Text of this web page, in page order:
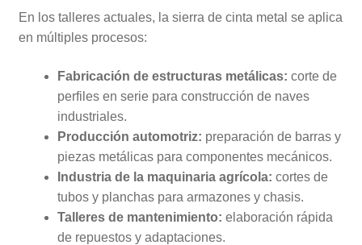
En los talleres actuales, la sierra de cinta metal se aplica
en múltiples procesos:
Fabricación de estructuras metálicas: corte de
perfiles en serie para construcción de naves
industriales.
Producción automotriz: preparación de barras y
piezas metálicas para componentes mecánicos.
Industria de la maquinaria agrícola: cortes de
tubos y planchas para armazones y chasis.
Talleres de mantenimiento: elaboración rápida
de repuestos y adaptaciones.